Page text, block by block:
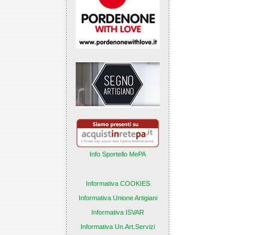
Info Sportello MePA
Informativa COOKIES
Informativa Unione Artigiani
Informativa ISVAR
Informativa Un.Art.Servizi